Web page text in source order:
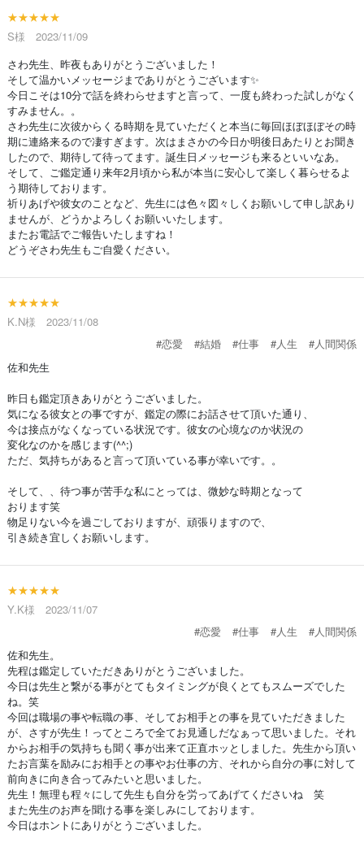
★★★★★
S様 2023/11/09
さわ先生、昨夜もありがとうございました！
そして温かいメッセージまでありがとうございます✨
今日こそは10分で話を終わらせますと言って、一度も終わった試しがなく
すみません。。
さわ先生に次彼からくる時期を見ていただくと本当に毎回ほぼほぼその時
期に連絡来るので凄すぎます。次はまさかの今日か明後日あたりとお聞き
したので、期待して待ってます。誕生日メッセージも来るといいなあ。
そして、ご鑑定通り来年2月頃から私が本当に安心して楽しく暮らせるよ
う期待しております。
祈りあげや彼女のことなど、先生には色々図々しくお願いして申し訳あり
ませんが、どうかよろしくお願いいたします。
またお電話でご報告いたしますね！
どうぞさわ先生もご自愛ください。
★★★★★
K.N様 2023/11/08
#恋愛
#結婚 #仕事 #人生
#人間関係
佐和先生
昨日も鑑定頂きありがとうございました。
気になる彼女との事ですが、鑑定の際にお話させて頂いた通り、
今は接点がなくなっている状況です。彼女の心境なのか状況の
変化なのかを感じます(^^;)
ただ、気持ちがあると言って頂いている事が幸いです。。
そして、、待つ事が苦手な私にとっては、微妙な時期となって
おります笑
物足りない今を過ごしておりますが、頑張りますので、
引き続き宜しくお願いします。
★★★★★
Y.K様 2023/11/07
#恋愛
#仕事 #人生
#人間関係
佐和先生。
先程は鑑定していただきありがとうございました。
今日は先生と繋がる事がとてもタイミングが良くとてもスムーズでした
ね。笑
今回は職場の事や転職の事、そしてお相手との事を見ていただきました
が、さすが先生！ってところで全てお見通しだなぁって思いました。それ
からお相手の気持ちも聞く事が出来て正直ホッとしました。先生から頂い
たお言葉を励みにお相手との事やお仕事の方、それから自分の事に対して
前向きに向き合ってみたいと思いました。
先生！無理も程々にして先生も自分を労ってあげてくださいね 笑
また先生のお声を聞ける事を楽しみにしております。
今日はホントにありがとうございました。